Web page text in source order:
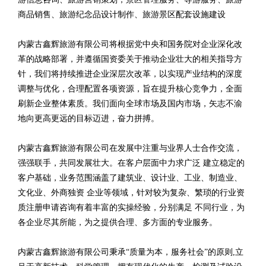
商品销售、旅游纪念品设计制作、旅游景区配套设施建设
内蒙古鑫辉旅游有限公司将根据党中央和国务院对企业深化改
革的战略部署，并遵循国资委关于推动企业壮大的相关指导方
针，我们将持续推进企业深层次改革，以实现产业结构的深度
调整与优化，合理配置各项资源，旨在提升核心竞争力，全面
刷新企业整体素质。我们面向全球市场及国内市场，矢志不渝
地向更高更远的目标迈进，奋力拼搏。
内蒙古鑫辉旅游有限公司在发展中注重与业界人士合作交流，
强强联手，共同发展壮大。在客户层面中力求广泛 建立稳定的
客户基础，业务范围涵盖了建筑业、设计业、工业、制造业、
文化业、外商独资 企业等领域，针对较为复杂、繁琐的行业资
质注册申请咨询有着丰富的实操经验，分别满足 不同行业，为
各企业尽其所能，为之提供合理、多方面的专业服务。
内蒙古鑫辉旅游有限公司秉承“质量为本，服务社会”的原则,立